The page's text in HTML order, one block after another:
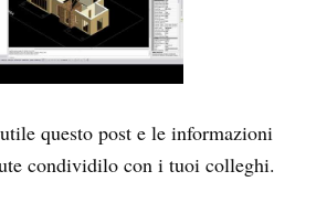
questo post e le informazioni
condividilo con i tuoi colleghi.